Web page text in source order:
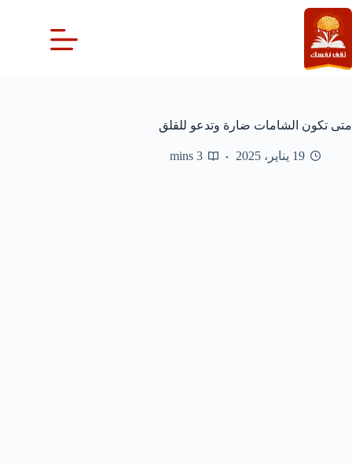
التجاوز
إلى
المحتوى
متى تكون الشامات ضارة وتدعو للقلق
19 يناير، 2025 3 mins